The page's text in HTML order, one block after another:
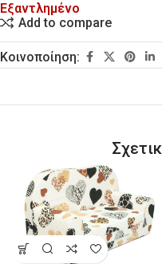
Εξαντλημένο
Add to compare
Κοινοποίηση: